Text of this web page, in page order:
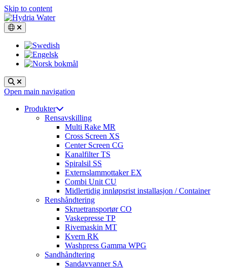
Skip to content
Switch language, current language: Norsk bokmål
Search
Open main navigation
Produkter
Rensavskilling
Multi Rake MR
Cross Screen XS
Center Screen CG
Kanalfilter TS
Spiralsil SS
Externslammottaker EX
Combi Unit CU
Midlertidig innløpsrist installasjon / Container
Renshåndtering
Skruetransportør CO
Vaskepresse TP
Rivemaskin MT
Kvern RK
Washpress Gamma WPG
Sandhåndtering
Sandavvanner SA